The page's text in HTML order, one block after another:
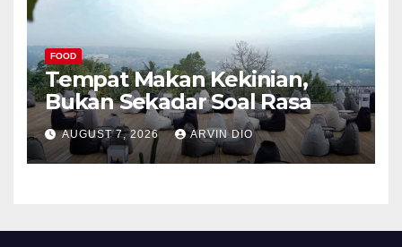
FOOD
Tempat Makan Kekinian,
Bukan Sekadar Soal Rasa
AUGUST 7, 2026 ARVIN DIO